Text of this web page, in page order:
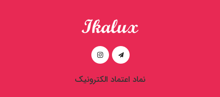
نماد اعتماد الکترونیک